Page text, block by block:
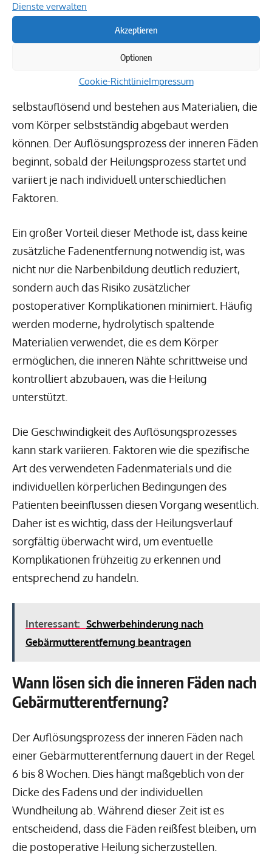
Dienste verwalten
Akzeptieren
Optionen
Cookie-RichtlinieImpressum
Überblick
Nach einer Gebärmutterentfernung spielen die
Heilungsprozess. Diese Fäden sind meist
selbstauflösend und bestehen aus Materialien, die
vom Körper selbstständig abgebaut werden
können. Der Auflösungsprozess der inneren Fäden
beginnt, sobald der Heilungsprozess startet und
variiert je nach individuell unterschiedlichen
Faktoren.
Ein großer Vorteil dieser Methode ist, dass keine
zusätzliche Fadenentfernung notwendig ist, was
nicht nur die Narbenbildung deutlich reduziert,
sondern auch das Risiko zusätzlicher
postoperativer Komplikationen minimiert. Häufig
werden moderne, hydrolytisch spaltende
Materialien verwendet, die es dem Körper
ermöglichen, die inneren Nähte schrittweise und
kontrolliert abzubauen, was die Heilung
unterstützt.
Die Geschwindigkeit des Auflösungsprozesses
kann stark variieren. Faktoren wie die spezifische
Art des verwendeten Fadenmaterials und die
individuellen körperlichen Bedingungen des
Patienten beeinflussen diesen Vorgang wesentlich.
Daher ist es wichtig, dass der Heilungsverlauf
sorgfältig überwacht wird, um eventuelle
Komplikationen frühzeitig zu erkennen und
entsprechend zu handeln.
Interessant: Schwerbehinderung nach
Gebärmutterentfernung beantragen
Wann lösen sich die inneren Fäden nach
Gebärmutterentfernung?
Der Auflösungsprozess der inneren Fäden nach
einer Gebärmutterentfernung dauert in der Regel
6 bis 8 Wochen. Dies hängt maßgeblich von der
Dicke des Fadens und der individuellen
Wundheilung ab. Während dieser Zeit ist es
entscheidend, dass die Fäden reißfest bleiben, um
die postoperative Heilung sicherzustellen.